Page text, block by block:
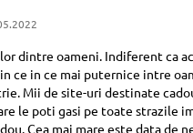
oameni. Indiferent ca
ce in ce mai puternice intre
Mii de site-uri destinate
le poti gasi pe toate strazile
Cea mai mare este data de